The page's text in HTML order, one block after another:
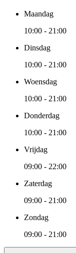
Maandag
10:00 - 21:00
Dinsdag
10:00 - 21:00
Woensdag
10:00 - 21:00
Donderdag
10:00 - 21:00
Vrijdag
09:00 - 22:00
Zaterdag
09:00 - 21:00
Zondag
09:00 - 21:00